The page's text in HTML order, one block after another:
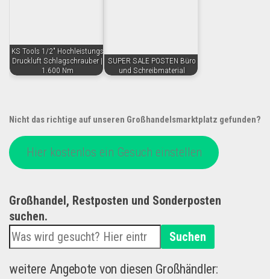
KS Tools 1/2" Hochleistungs
Druckluft Schlagschrauber |
1.600 Nm
SUPER SALE POSTEN Büro
und Schreibmaterial
Nicht das richtige auf unseren Großhandelsmarktplatz gefunden?
Hier kostenlos ein Gesuch einstellen
Großhandel, Restposten und Sonderposten
suchen.
Suchen
weitere Angebote von diesen Großhändler: